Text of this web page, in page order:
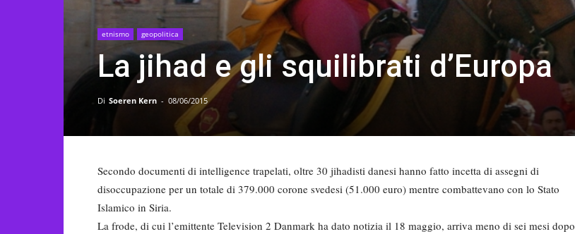
etnismo geopolitica
La jihad e gli squilibrati d’Europa
Di Soeren Kern - 08/06/2015
Secondo documenti di intelligence trapelati, oltre 30 jihadisti danesi hanno fatto incetta di assegni di
disoccupazione per un totale di 379.000 corone svedesi (51.000 euro) mentre combattevano con lo Stato
Islamico in Siria.
La frode, di cui l’emittente Television 2 Danmark ha dato notizia il 18 maggio, arriva meno di sei mesi dopo